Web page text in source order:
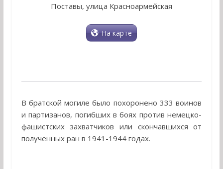
Поставы, улица Красноармейская
На карте
В братской могиле было похоронено 333 воинов
и партизанов, погибших в боях против немецко-
фашистских захватчиков или скончавшихся от
полученных ран в 1941-1944 годах.